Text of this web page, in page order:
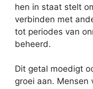
hen in staat stelt
verbinden met
tot periodes van
beheerd.
Dit getal moedigt
groei aan. Mensen